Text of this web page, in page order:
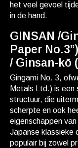
het veel gevoel
in de hand.
GINSAN /
Paper
/ Ginsan-kō
Gingami No. 3,
Metals Ltd.) is een
structuur, die
scherpte en ook
eigenschappen
Japanse klassieke
populair bij zowel